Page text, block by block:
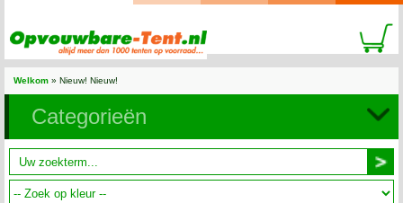
Welkom » Nieuw! Nieuw!
Categorieën